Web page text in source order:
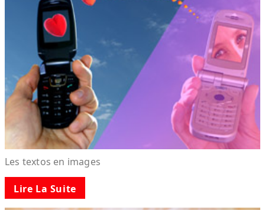
Les textos en images
Lire La Suite